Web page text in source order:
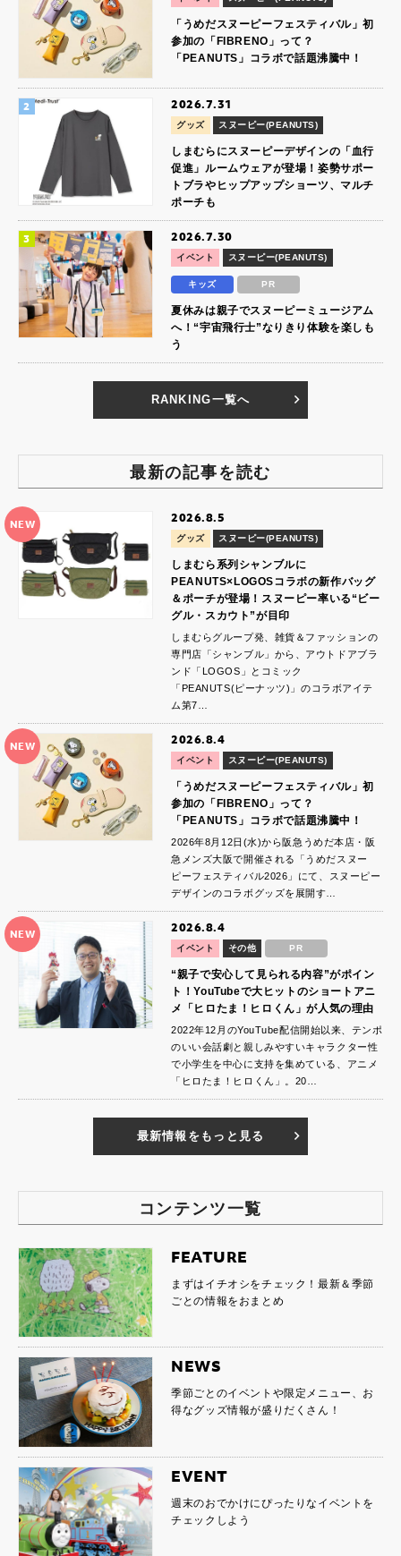
「うめだスヌーピーフェスティバル」初
参加の「FIBRENO」って？
「PEANUTS」コラボで話題沸騰中！
2026.7.31
グッズ スヌーピー(PEANUTS)
しまむらにスヌーピーデザインの「血行
促進」ルームウェアが登場！姿勢サポー
トブラやヒップアップショーツ、マルチ
ポーチも
2026.7.30
イベント スヌーピー(PEANUTS)
キッズ PR
夏休みは親子でスヌーピーミュージアム
へ！“宇宙飛行士”なりきり体験を楽しも
う
RANKING一覧へ
最新の記事を読む
NEW 2026.8.5
グッズ スヌーピー(PEANUTS)
しまむら系列シャンブルに
PEANUTS×LOGOSコラボの新作バッグ
＆ポーチが登場！スヌーピー率いる“ビー
グル・スカウト”が目印
しまむらグループ発、雑貨＆ファッションの
専門店「シャンブル」から、アウトドアブラ
ンド「LOGOS」とコミック
「PEANUTS(ピーナッツ)」のコラボアイテ
ム第7…
NEW 2026.8.4
イベント スヌーピー(PEANUTS)
「うめだスヌーピーフェスティバル」初
参加の「FIBRENO」って？
「PEANUTS」コラボで話題沸騰中！
2026年8月12日(水)から阪急うめだ本店・阪
急メンズ大阪で開催される「うめだスヌー
ピーフェスティバル2026」にて、スヌーピー
デザインのコラボグッズを展開す…
NEW 2026.8.4
イベント その他 PR
“親子で安心して見られる内容”がポイン
ト！YouTubeで大ヒットのショートアニ
メ「ヒロたま！ヒロくん」が人気の理由
2022年12月のYouTube配信開始以来、テンポ
のいい会話劇と親しみやすいキャラクター性
で小学生を中心に支持を集めている、アニメ
「ヒロたま！ヒロくん」。20…
最新情報をもっと見る
コンテンツ一覧
FEATURE
まずはイチオシをチェック！最新＆季節
ごとの情報をおまとめ
NEWS
季節ごとのイベントや限定メニュー、お
得なグッズ情報が盛りだくさん！
EVENT
週末のおでかけにぴったりなイベントを
チェックしよう